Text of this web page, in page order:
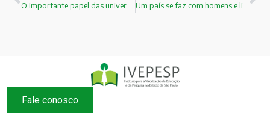
O importante papel das universidades nos tempos atuais! Um país se faz com homens e livros!
Fale conosco